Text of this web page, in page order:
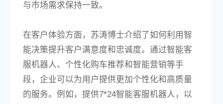
与市场需求保持一致。
在客户体验方面，苏涛博士介绍了如何利用智
能决策提升客户满意度和忠诚度。通过智能客
服机器人、个性化购车推荐和智能营销等手
段，企业可以为用户提供更加个性化和高质量
的服务。例如，提供7*24智能客服机器人，以